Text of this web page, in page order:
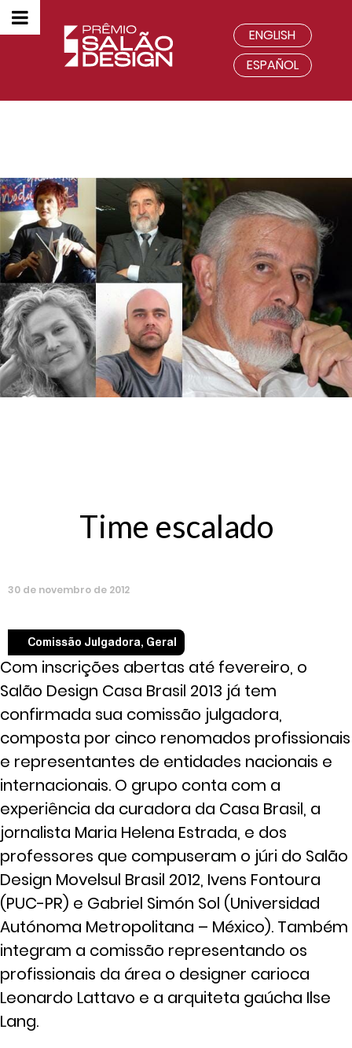
ENGLISH
ESPAÑOL
Time escalado
30 de novembro de 2012
Comissão Julgadora, Geral
Com inscrições abertas até fevereiro, o
Salão Design Casa Brasil 2013 já tem
confirmada sua comissão julgadora,
composta por cinco renomados profissionais
e representantes de entidades nacionais e
internacionais. O grupo conta com a
experiência da curadora da Casa Brasil, a
jornalista Maria Helena Estrada, e dos
professores que compuseram o júri do Salão
Design Movelsul Brasil 2012, Ivens Fontoura
(PUC-PR) e Gabriel Simón Sol (Universidad
Autónoma Metropolitana – México). Também
integram a comissão representando os
profissionais da área o designer carioca
Leonardo Lattavo e a arquiteta gaúcha Ilse
Lang.